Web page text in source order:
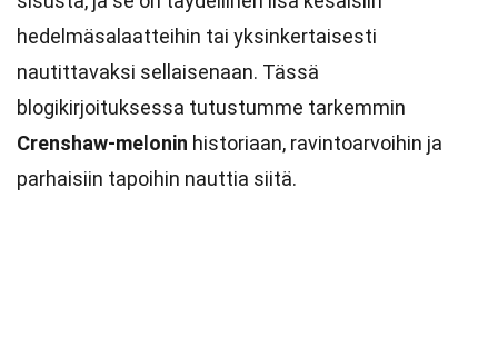
hedelmäsalaatteihin tai yksinkertaisesti
nautittavaksi sellaisenaan. Tässä
blogikirjoituksessa tutustumme tarkemmin
Crenshaw-melonin historiaan, ravintoarvoihin ja
parhaisiin tapoihin nauttia siitä.